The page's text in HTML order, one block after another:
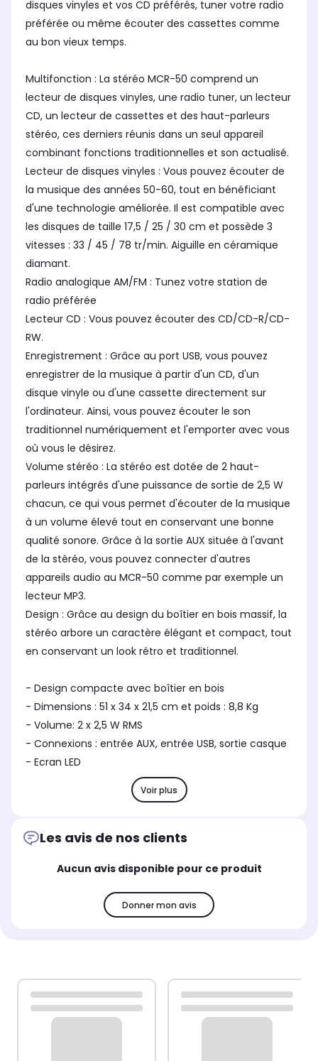
disques vinyles et vos CD préférés, tuner votre radio
préférée ou même écouter des cassettes comme
au bon vieux temps.
Multifonction : La stéréo MCR-50 comprend un
lecteur de disques vinyles, une radio tuner, un lecteur
CD, un lecteur de cassettes et des haut-parleurs
stéréo, ces derniers réunis dans un seul appareil
combinant fonctions traditionnelles et son actualisé.
Lecteur de disques vinyles : Vous pouvez écouter de
la musique des années 50-60, tout en bénéficiant
d'une technologie améliorée. Il est compatible avec
les disques de taille 17,5 / 25 / 30 cm et possède 3
vitesses : 33 / 45 / 78 tr/min. Aiguille en céramique
diamant.
Radio analogique AM/FM : Tunez votre station de
radio préférée
Lecteur CD : Vous pouvez écouter des CD/CD-R/CD-
RW.
Enregistrement : Grâce au port USB, vous pouvez
enregistrer de la musique à partir d'un CD, d'un
disque vinyle ou d'une cassette directement sur
l'ordinateur. Ainsi, vous pouvez écouter le son
traditionnel numériquement et l'emporter avec vous
où vous le désirez.
Volume stéréo : La stéréo est dotée de 2 haut-
parleurs intégrés d'une puissance de sortie de 2,5 W
chacun, ce qui vous permet d'écouter de la musique
à un volume élevé tout en conservant une bonne
qualité sonore. Grâce à la sortie AUX située à l'avant
de la stéréo, vous pouvez connecter d'autres
appareils audio au MCR-50 comme par exemple un
lecteur MP3.
Design : Grâce au design du boîtier en bois massif, la
stéréo arbore un caractère élégant et compact, tout
en conservant un look rétro et traditionnel.
- Design compacte avec boîtier en bois
- Dimensions : 51 x 34 x 21,5 cm et poids : 8,8 Kg
- Volume: 2 x 2,5 W RMS
- Connexions : entrée AUX, entrée USB, sortie casque
- Ecran LED
Voir plus
Les avis de nos clients
Aucun avis disponible pour ce produit
Donner mon avis